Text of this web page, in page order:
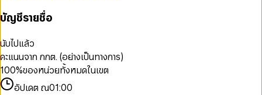
บัญชีรายชื่อ
นับไปแล้ว
คะแนนจาก กกต. (อย่างเป็นทางการ)
100%ของหน่วยทั้งหมดในเขต
อัปเดต ณ01:00